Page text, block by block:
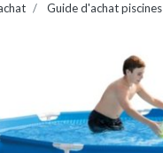
Guide d'achat piscines